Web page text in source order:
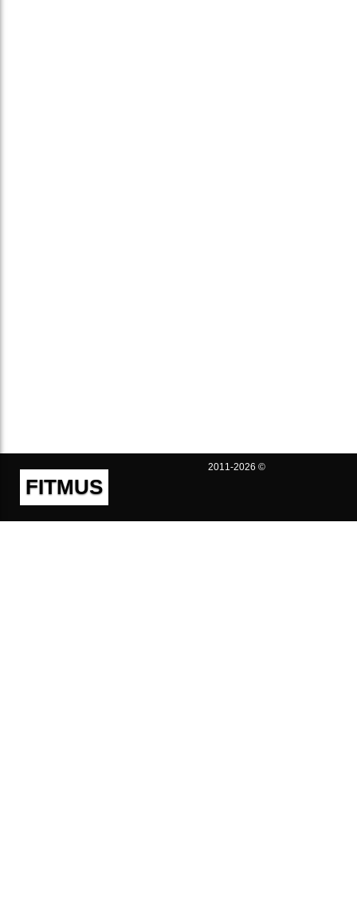
FITMUS
2011-2026 ©